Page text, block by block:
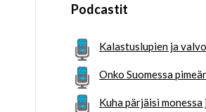
Podcastit
Kalastuslupien ja
Onko Suomessa
Kuha pärjäisi